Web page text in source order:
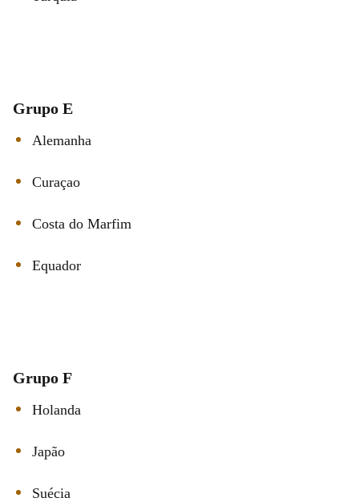
Grupo E
Alemanha
Curaçao
Costa do Marfim
Equador
Grupo F
Holanda
Japão
Suécia